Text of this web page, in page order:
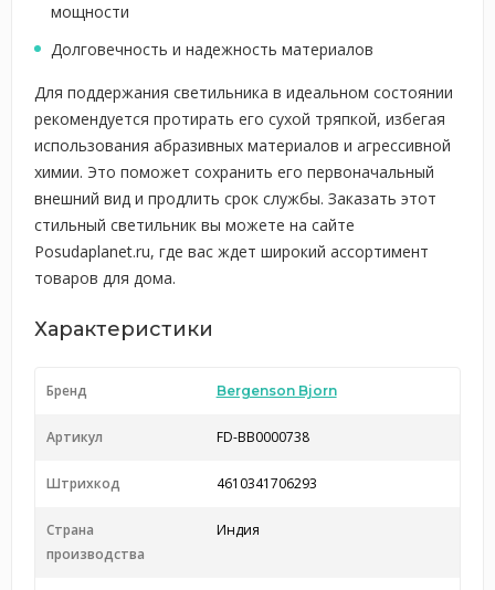
мощности
Долговечность и надежность материалов
Для поддержания светильника в идеальном состоянии
рекомендуется протирать его сухой тряпкой, избегая
использования абразивных материалов и агрессивной
химии. Это поможет сохранить его первоначальный
внешний вид и продлить срок службы. Заказать этот
стильный светильник вы можете на сайте
Posudaplanet.ru, где вас ждет широкий ассортимент
товаров для дома.
Характеристики
Бренд Bergenson Bjorn
Артикул FD-BB0000738
Штрихкод 4610341706293
Страна
производства
Индия